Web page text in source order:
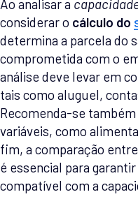
Ao analisar a
considerar o cálculo do
determina a parcela do
comprometida com o
análise deve levar em
tais como aluguel,
Recomenda-se também
variáveis, como
fim, a comparação
é essencial para
compatível com a